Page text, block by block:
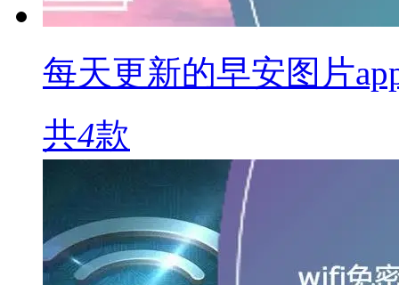
每天更新的早安图片
共4款